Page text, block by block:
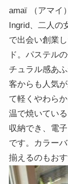
amaï （アマイ
Ingrid、二人の
で出会い創業
ド。パステル
チュラル感あ
客からも人気
て軽くやわら
温で焼いてい
収納でき、電
です。カラー
揃えるのもおす